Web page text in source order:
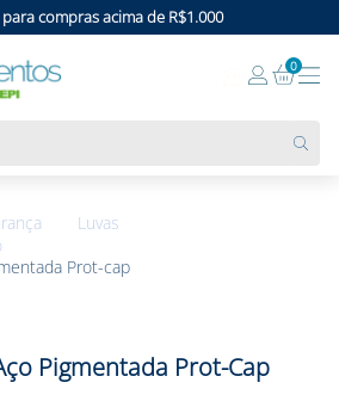
compras acima de R$1.000
0
Luvas
Prot-cap
Pigmentada Prot-Cap